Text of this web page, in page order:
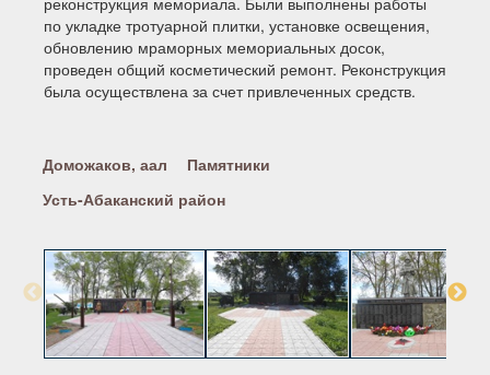
по укладке тротуарной плитки, установке освещения,
обновлению мраморных мемориальных досок,
проведен общий косметический ремонт. Реконструкция
была осуществлена за счет привлеченных средств.
Доможаков, аал
Памятники
Усть-Абаканский район